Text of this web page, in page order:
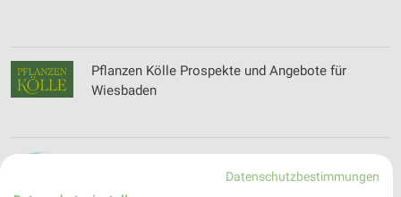
Pflanzen Kölle Prospekte und Angebote für
Wiesbaden
Öffnungszeiten für LudwigshafenDatenschutzbestimmungen